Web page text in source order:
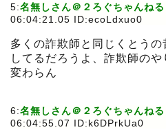
5:名無しさん＠２ろぐちゃんねる
06:04:21.05 ID:ecoLdxuo0
多くの詐欺師と同じくとう
してるだろうよ、詐欺師の
変わらん
6:名無しさん＠２ろぐちゃんねる
06:04:55.07 ID:k6DPrkUa0